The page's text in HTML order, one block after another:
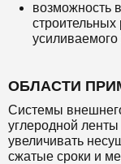
возможность
строительных
ОБЛАСТИ
Системы
углеродной
увеличивать
сжатые сроки и